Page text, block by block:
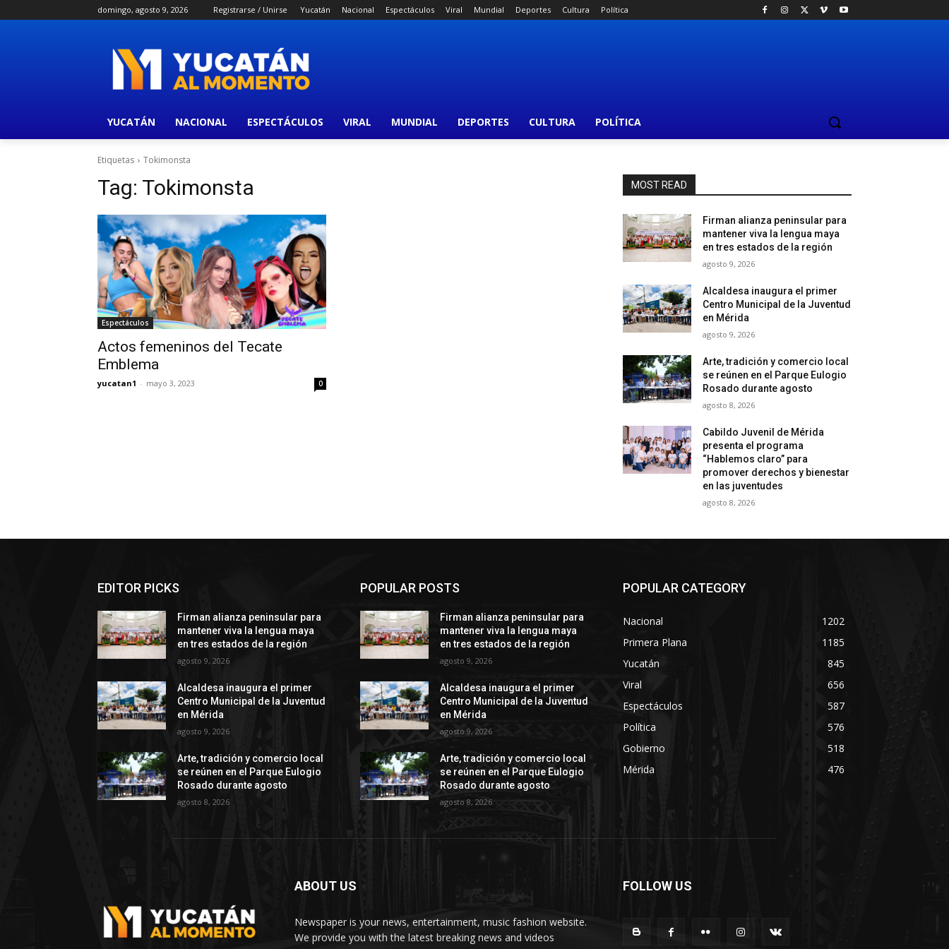
domingo, agosto 9, 2026 Registrarse / Unirse Yucatán Nacional Espectáculos Viral Mundial Deportes Cultura Política
YUCATÁN NACIONAL ESPECTÁCULOS VIRAL MUNDIAL DEPORTES CULTURA POLÍTICA
Etiquetas Tokimonsta
Tag: Tokimonsta
Espectáculos
Actos femeninos del Tecate
Emblema
yucatan1 - mayo 3, 2023 0
MOST READ
Firman alianza peninsular para
mantener viva la lengua maya
en tres estados de la región
agosto 9, 2026
Alcaldesa inaugura el primer
Centro Municipal de la Juventud
en Mérida
agosto 9, 2026
Arte, tradición y comercio local
se reúnen en el Parque Eulogio
Rosado durante agosto
agosto 8, 2026
Cabildo Juvenil de Mérida
presenta el programa
“Hablemos claro” para
promover derechos y bienestar
en las juventudes
agosto 8, 2026
EDITOR PICKS
Firman alianza peninsular para
mantener viva la lengua maya
en tres estados de la región
agosto 9, 2026
Alcaldesa inaugura el primer
Centro Municipal de la Juventud
en Mérida
agosto 9, 2026
Arte, tradición y comercio local
se reúnen en el Parque Eulogio
Rosado durante agosto
agosto 8, 2026
POPULAR POSTS
Firman alianza peninsular para
mantener viva la lengua maya
en tres estados de la región
agosto 9, 2026
Alcaldesa inaugura el primer
Centro Municipal de la Juventud
en Mérida
agosto 9, 2026
Arte, tradición y comercio local
se reúnen en el Parque Eulogio
Rosado durante agosto
agosto 8, 2026
POPULAR CATEGORY
Nacional
1202
Primera Plana
1185
Yucatán
845
Viral
656
Espectáculos
587
Política
576
Gobierno
518
Mérida
476
ABOUT US
Newspaper is your news, entertainment, music fashion website.
We provide you with the latest breaking news and videos
FOLLOW US